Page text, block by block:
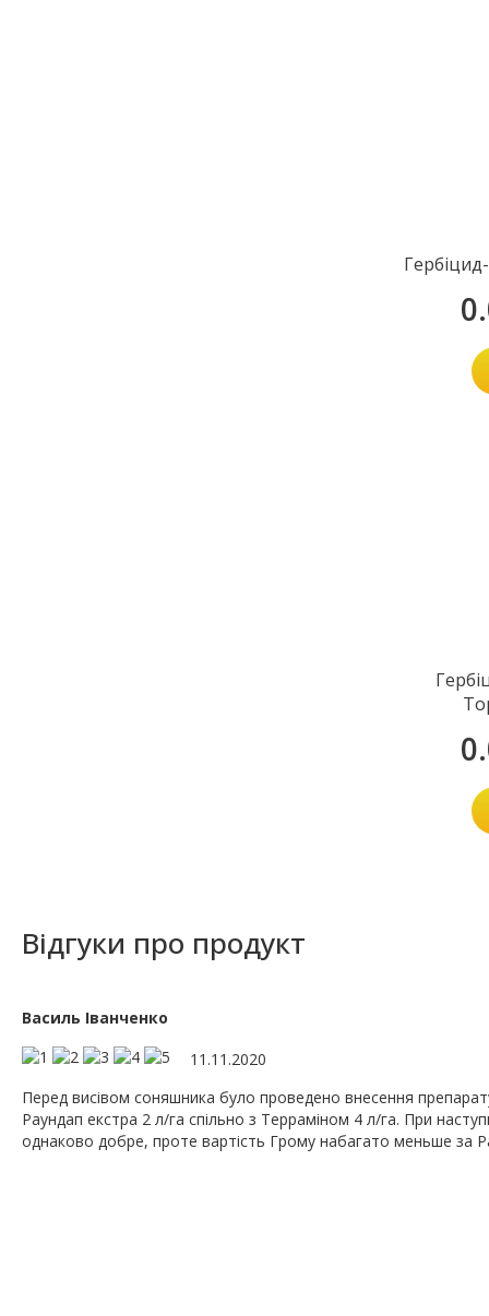
Відгуки про продукт
Василь Іванченко
11.11.2020
Перед висівом соняшника було проведено внесення
Раундап екстра 2 л/га спільно з Терраміном 4 л/га. При
однаково добре, проте вартість Грому набагато меньше за